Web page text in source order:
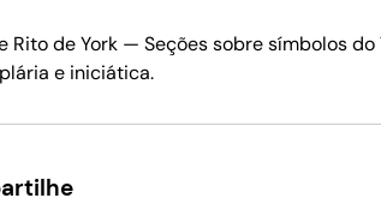
Rito de York — Seções sobre símbolos
e iniciática.